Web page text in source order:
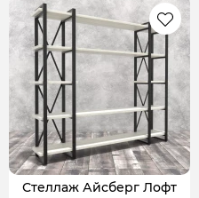
Стеллаж Айсберг Лофт